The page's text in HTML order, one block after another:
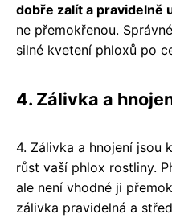
dobře zalít a pravidelně
ne přemokřenou.
silné kvetení phloxů po
4. Zálivka a
4. Zálivka a hnojení jsou
růst vaší phlox rostliny.
ale není vhodné ji
zálivka pravidelná a